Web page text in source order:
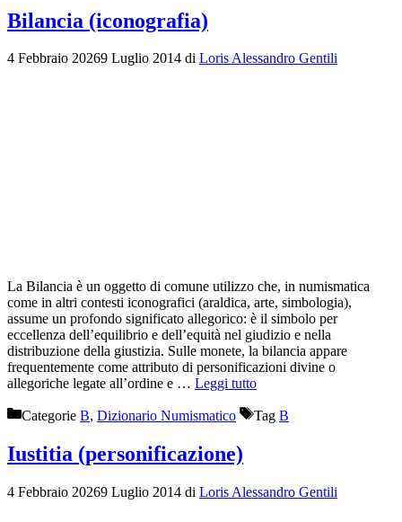
Bilancia (iconografia)
4 Febbraio 20269 Luglio 2014 di Loris Alessandro Gentili
La Bilancia è un oggetto di comune utilizzo che, in numismatica
come in altri contesti iconografici (araldica, arte, simbologia),
assume un profondo significato allegorico: è il simbolo per
eccellenza dell’equilibrio e dell’equità nel giudizio e nella
distribuzione della giustizia. Sulle monete, la bilancia appare
frequentemente come attributo di personificazioni divine o
allegoriche legate all’ordine e … Leggi tutto
Categorie B, Dizionario Numismatico Tag B
Iustitia (personificazione)
4 Febbraio 20269 Luglio 2014 di Loris Alessandro Gentili